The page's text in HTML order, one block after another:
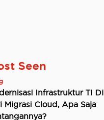
Seen
Infrastruktur TI
Migrasi Cloud, Apa Saja